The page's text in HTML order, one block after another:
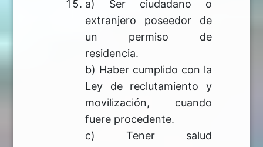
a) Ser ciudadano o
extranjero poseedor de
un permiso de
residencia.
b) Haber cumplido con la
Ley de reclutamiento y
movilización, cuando
fuere procedente.
c) Tener salud